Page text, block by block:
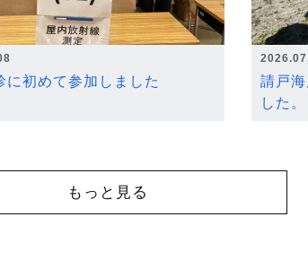
に初めて参加しました
請戸
した。
もっと見る